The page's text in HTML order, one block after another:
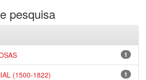
pesquisa
1
1
(1500-1822)